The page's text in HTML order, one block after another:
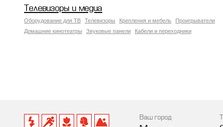
Телевизоры и медиа
Оборудование для ТВ Телевизоры Крепления и мебель
Проигрыватели
Домашние кинотеатры
Звуковые панели Кабели и переходники
Ваш город